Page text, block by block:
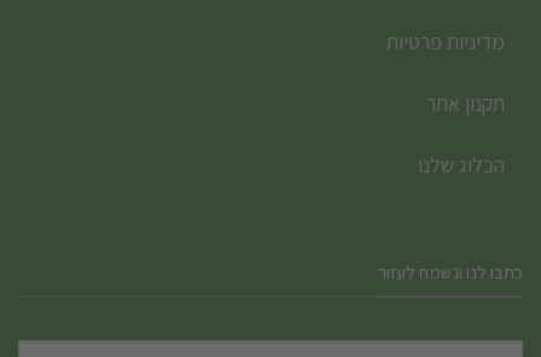
מדיניות פרטיות
תקנון אתר
הבלוג שלנו
כתבו לנו ונשמח לעזור